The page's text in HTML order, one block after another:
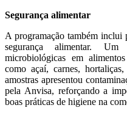
Segurança alimentar
A programação também inclui
segurança alimentar.
microbiológicas em
como açaí, carnes,
amostras apresentou
pela Anvisa, reforçando a
boas práticas de higiene na